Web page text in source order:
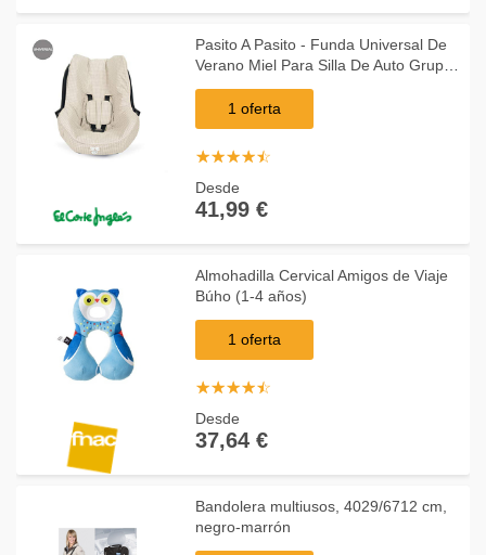
Pasito A Pasito - Funda Universal De
Verano Miel Para Silla De Auto Grupo
0 Beige
1 oferta
☆☆☆☆☆
★★★★★
Desde
41,99 €
Almohadilla Cervical Amigos de Viaje
Búho (1-4 años)
1 oferta
☆☆☆☆☆
★★★★★
Desde
37,64 €
Bandolera multiusos, 4029/6712 cm,
negro-marrón